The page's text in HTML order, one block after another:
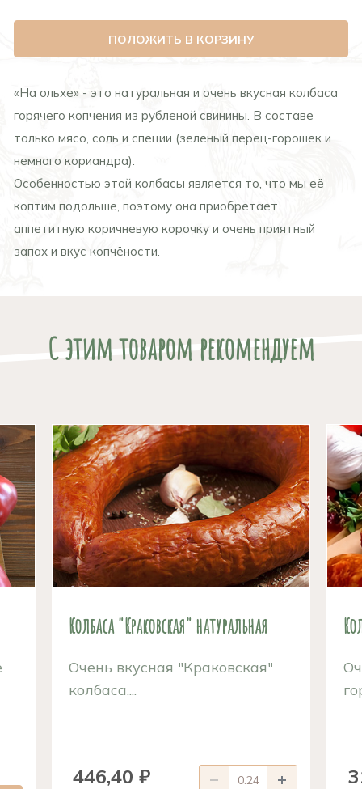
ПОЛОЖИТЬ В КОРЗИНУ
«На ольхе» - это натуральная и очень вкусная колбаса
горячего копчения из рубленой свинины. В составе
только мясо, соль и специи (зелёный перец-горошек и
немного кориандра).
Особенностью этой колбасы является то, что мы её
коптим подольше, поэтому она приобретает
аппетитную коричневую корочку и очень приятный
запах и вкус копчёности.
С этим товаром рекомендуем
Колбаса "Краковская" натуральная
Очень вкусная "Краковская"
колбаса....
446,40 ₽